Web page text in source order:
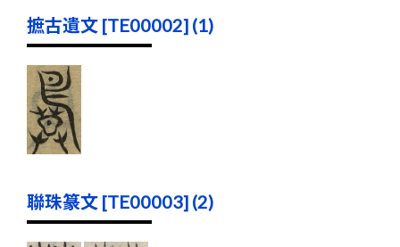
摭古遺文 [TE00002] (1)
聯珠篆文 [TE00003] (2)